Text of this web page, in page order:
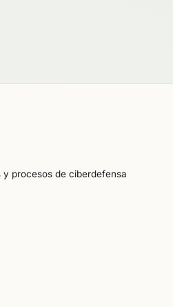
procesos de ciberdefensa